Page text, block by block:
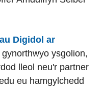
Digidol ar
ysgolion,
lleol neu'r partner
eu hamgylchedd